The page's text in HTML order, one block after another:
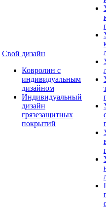
Свой дизайн
Ковролин с
индивидуальным
дизайном
Индивидуальный
дизайн
грязезащитных
покрытий